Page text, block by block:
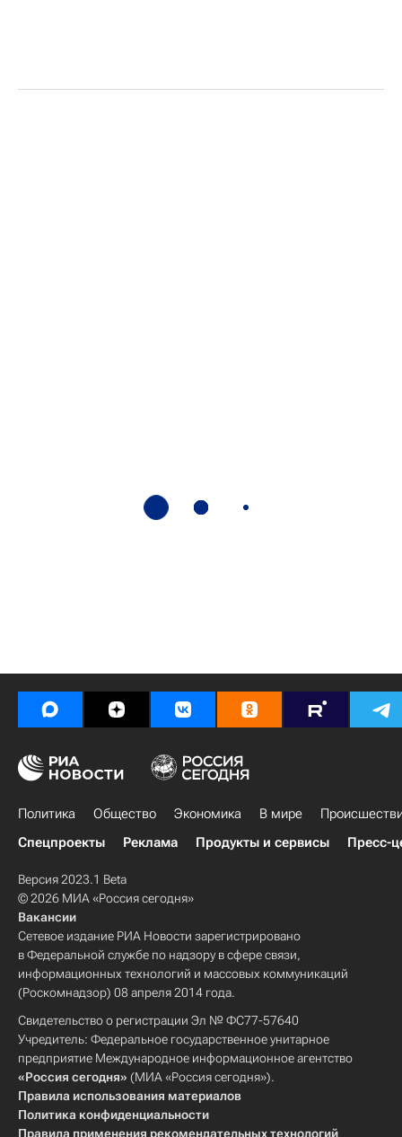
Политика Общество Экономика В мире
Спецпроекты
Реклама Продукты и сервисы Пресс-
Версия 2023.1 Beta
© 2026 МИА «Россия сегодня»
Вакансии
Сетевое издание РИА Новости зарегистрировано
в Федеральной службе по надзору в сфере связи,
информационных технологий и массовых коммуникаций
(Роскомнадзор) 08 апреля 2014 года.
Свидетельство о регистрации Эл № ФС77-57640
Учредитель: Федеральное государственное унитарное
предприятие Международное информационное агентство
«Россия сегодня» (МИА «Россия сегодня»).
Правила использования материалов
Политика конфиденциальности
Правила применения рекомендательных технологий